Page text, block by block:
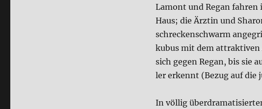
Lamont und Regan
Haus; die Ärz­tin und
schrecken­schwarm
ku­bus mit dem attrak­ti­ven
sich gegen Regan, bis sie
ler erkennt (Bezug auf die
In völ­lig